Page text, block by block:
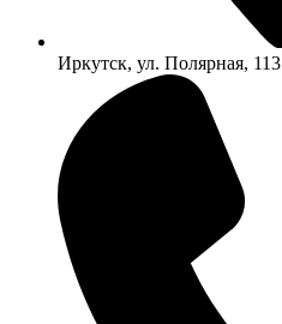
Иркутск, ул. Полярная, 113